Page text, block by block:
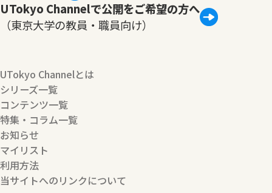
UTokyo Channelで公開をご希望の方へ
（東京大学の教員・職員向け）
UTokyo Channelとは
シリーズ一覧
コンテンツ一覧
特集・コラム一覧
お知らせ
マイリスト
利用方法
当サイトへのリンクについて